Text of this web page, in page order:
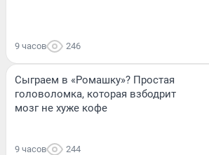
9 часов 246
Сыграем в «Ромашку»? Простая
головоломка, которая взбодрит
мозг не хуже кофе
9 часов 244